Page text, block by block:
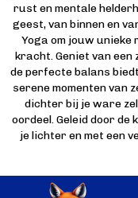
rust en mentale
geest, van binnen en
Yoga om jouw
kracht. Geniet van
de perfecte balans
serene momenten van
dichter bij je ware
oordeel. Geleid door
je lichter en met een